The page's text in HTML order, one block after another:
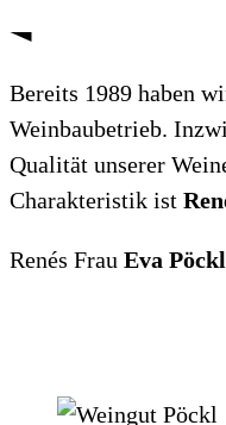
Bereits 1989 haben
Weinbaubetrieb.
Qualität unserer
Charakteristik ist
Renés Frau Eva Pöckl